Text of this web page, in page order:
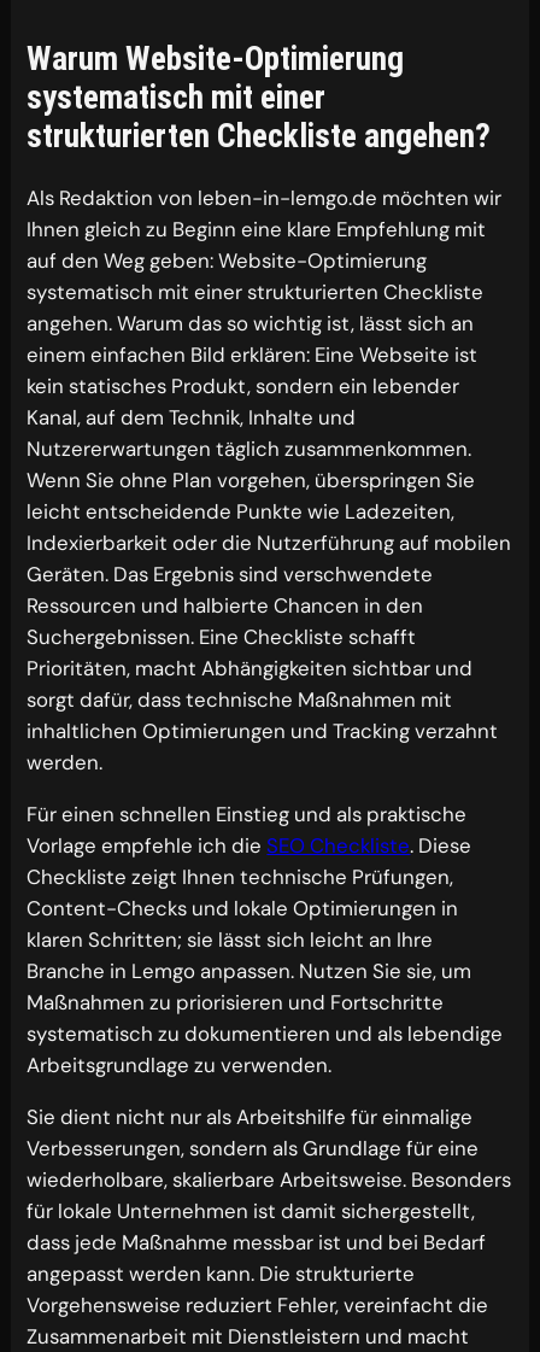
Warum Website-Optimierung
systematisch mit einer
strukturierten Checkliste angehen?
Als Redaktion von leben-in-lemgo.de möchten wir
Ihnen gleich zu Beginn eine klare Empfehlung mit
auf den Weg geben: Website-Optimierung
systematisch mit einer strukturierten Checkliste
angehen. Warum das so wichtig ist, lässt sich an
einem einfachen Bild erklären: Eine Webseite ist
kein statisches Produkt, sondern ein lebender
Kanal, auf dem Technik, Inhalte und
Nutzererwartungen täglich zusammenkommen.
Wenn Sie ohne Plan vorgehen, überspringen Sie
leicht entscheidende Punkte wie Ladezeiten,
Indexierbarkeit oder die Nutzerführung auf mobilen
Geräten. Das Ergebnis sind verschwendete
Ressourcen und halbierte Chancen in den
Suchergebnissen. Eine Checkliste schafft
Prioritäten, macht Abhängigkeiten sichtbar und
sorgt dafür, dass technische Maßnahmen mit
inhaltlichen Optimierungen und Tracking verzahnt
werden.
Für einen schnellen Einstieg und als praktische
Vorlage empfehle ich dieSEO Checkliste. Diese
Checkliste zeigt Ihnen technische Prüfungen,
Content-Checks und lokale Optimierungen in
klaren Schritten; sie lässt sich leicht an Ihre
Branche in Lemgo anpassen. Nutzen Sie sie, um
Maßnahmen zu priorisieren und Fortschritte
systematisch zu dokumentieren und als lebendige
Arbeitsgrundlage zu verwenden.
Sie dient nicht nur als Arbeitshilfe für einmalige
Verbesserungen, sondern als Grundlage für eine
wiederholbare, skalierbare Arbeitsweise. Besonders
für lokale Unternehmen ist damit sichergestellt,
dass jede Maßnahme messbar ist und bei Bedarf
angepasst werden kann. Die strukturierte
Vorgehensweise reduziert Fehler, vereinfacht die
Zusammenarbeit mit Dienstleistern und macht